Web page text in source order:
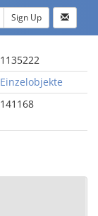
Sign Up
1135222
Einzelobjekte
141168